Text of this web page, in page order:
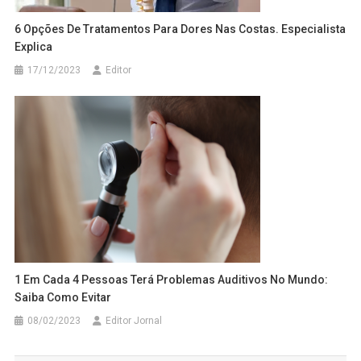
6 Opções De Tratamentos Para Dores Nas Costas. Especialista
Explica
17/12/2023 Editor
1 Em Cada 4 Pessoas Terá Problemas Auditivos No Mundo:
Saiba Como Evitar
08/02/2023 Editor Jornal